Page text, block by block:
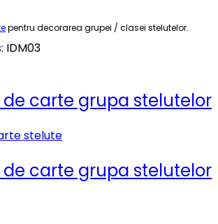
pentru decorarea grupei / clasei stelutelor.
IDM03
de carte grupa stelutelor
de carte grupa stelutelor